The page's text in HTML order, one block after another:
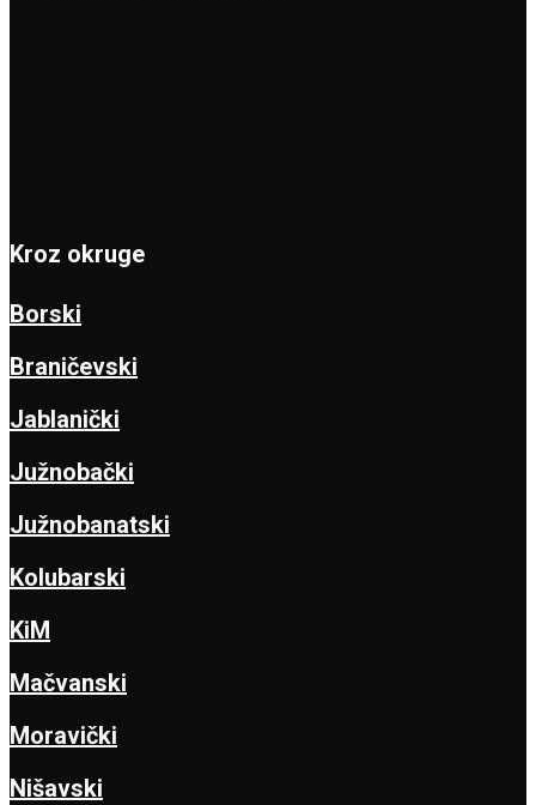
Kroz okruge
Borski
Braničevski
Jablanički
Južnobački
Južnobanatski
Kolubarski
KiM
Mačvanski
Moravički
Nišavski